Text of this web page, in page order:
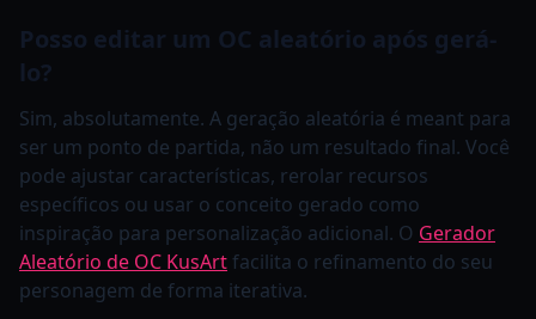
Posso editar um OC aleatório após gerá-
lo?
Sim, absolutamente. A geração aleatória é meant para
ser um ponto de partida, não um resultado final. Você
pode ajustar características, rerolar recursos
específicos ou usar o conceito gerado como
inspiração para personalização adicional. O Gerador
Aleatório de OC KusArt facilita o refinamento do seu
personagem de forma iterativa.